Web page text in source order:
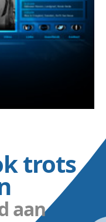
trots
aan